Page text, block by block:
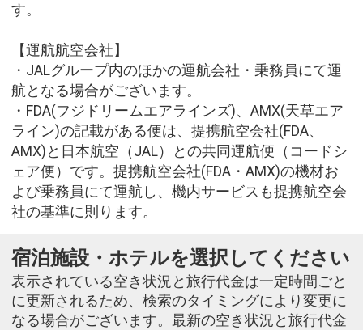
す。
【運航航空会社】
・JALグループ内のほかの運航会社・乗務員にて運
航となる場合がございます。
・FDA(フジドリームエアラインズ)、AMX(天草エア
ライン)の記載がある便は、提携航空会社(FDA、
AMX)と日本航空（JAL）との共同運航便（コードシ
ェア便）です。提携航空会社(FDA・AMX)の機材お
よび乗務員にて運航し、機内サービスも提携航空会
社の基準に則ります。
宿泊施設・ホテルを選択してください
表示されている空き状況と旅行代金は一定時間ごと
に更新されるため、検索のタイミングにより変更に
なる場合がございます。最新の空き状況と旅行代金